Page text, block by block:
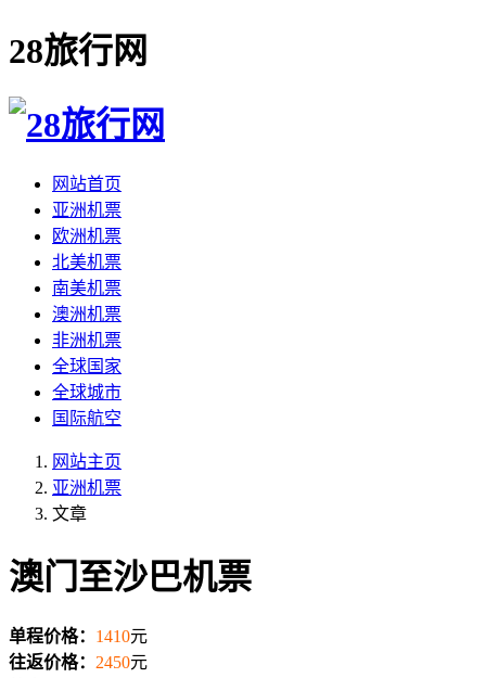
28旅行网
网站首页
亚洲机票
欧洲机票
北美机票
南美机票
澳洲机票
非洲机票
全球国家
全球城市
国际航空
网站主页
亚洲机票
文章
澳门至沙巴机票
单程价格： 1410元
往返价格： 2450元